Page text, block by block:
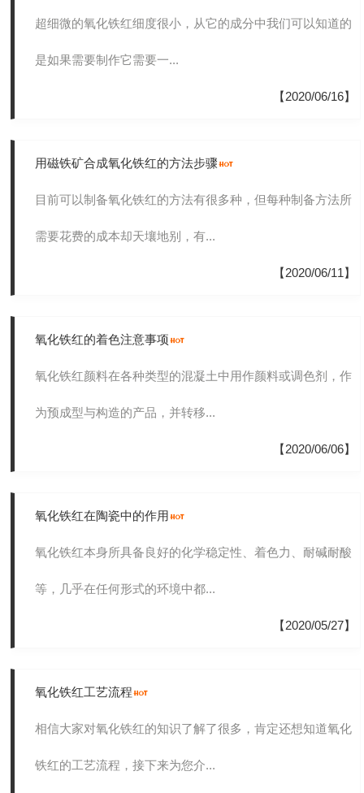
超细微的氧化铁红细度很小，从它的成分中我们可以知道的
是如果需要制作它需要一...
【2020/06/16】
用磁铁矿合成氧化铁红的方法步骤
目前可以制备氧化铁红的方法有很多种，但每种制备方法所
需要花费的成本却天壤地别，有...
【2020/06/11】
氧化铁红的着色注意事项
氧化铁红颜料在各种类型的混凝土中用作颜料或调色剂，作
为预成型与构造的产品，并转移...
【2020/06/06】
氧化铁红在陶瓷中的作用
氧化铁红本身所具备良好的化学稳定性、着色力、耐碱耐酸
等，几乎在任何形式的环境中都...
【2020/05/27】
氧化铁红工艺流程
相信大家对氧化铁红的知识了解了很多，肯定还想知道氧化
铁红的工艺流程，接下来为您介...